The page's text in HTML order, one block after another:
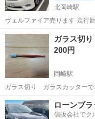
北岡崎駅
ヴェルファイア売ります 走行
不具合は上が禿げてます
愛知 岡崎市 北岡崎駅
ガラス切
200円
岡崎駅
ガラス切り ガラスカッターで
川稲荷駅にてお渡しとなりま
すm(__)m
愛知 岡崎市 岡崎駅
ローンブ
信販会社でク